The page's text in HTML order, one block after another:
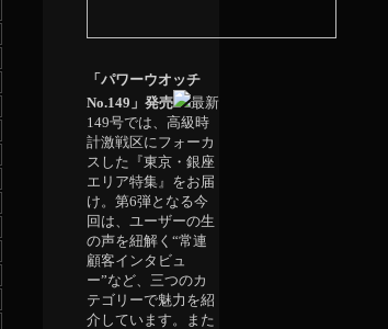
「パワーウオッチ
No.149」発売
最新
149号では、高級時
計激戦区にフォーカ
スした『東京・銀座
エリア特集』をお届
け。第6弾となる今
回は、ユーザーの生
の声を紐解く“常連
顧客インタビュ
ー”など、三つのカ
テゴリーで魅力を紹
介しています。また